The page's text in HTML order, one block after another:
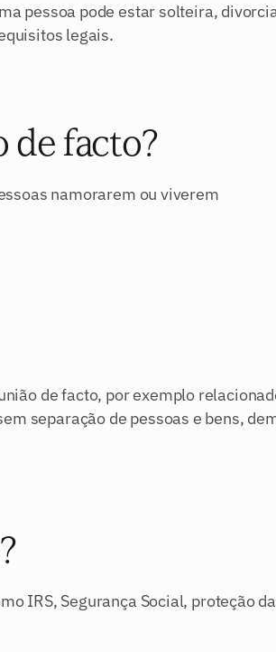
pessoa pode estar solteira,
legais.
de facto?
namorarem ou viverem
de facto, por exemplo
separação de pessoas e bens,
IRS, Segurança Social, proteção